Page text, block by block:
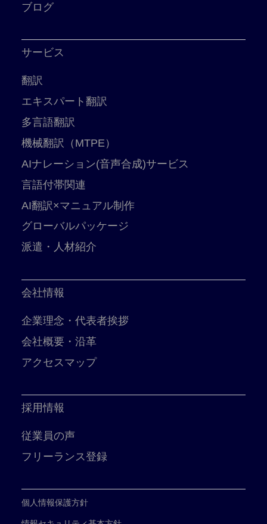
ブログ
サービス
翻訳
エキスパート翻訳
多言語翻訳
機械翻訳（MTPE）
AIナレーション(音声合成)サービス
言語付帯関連
AI翻訳×マニュアル制作
グローバルパッケージ
派遣・人材紹介
会社情報
企業理念・代表者挨拶
会社概要・沿革
アクセスマップ
採用情報
従業員の声
フリーランス登録
個人情報保護方針